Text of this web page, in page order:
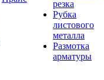
резка
Рубка
листового
металла
Размотка
арматуры